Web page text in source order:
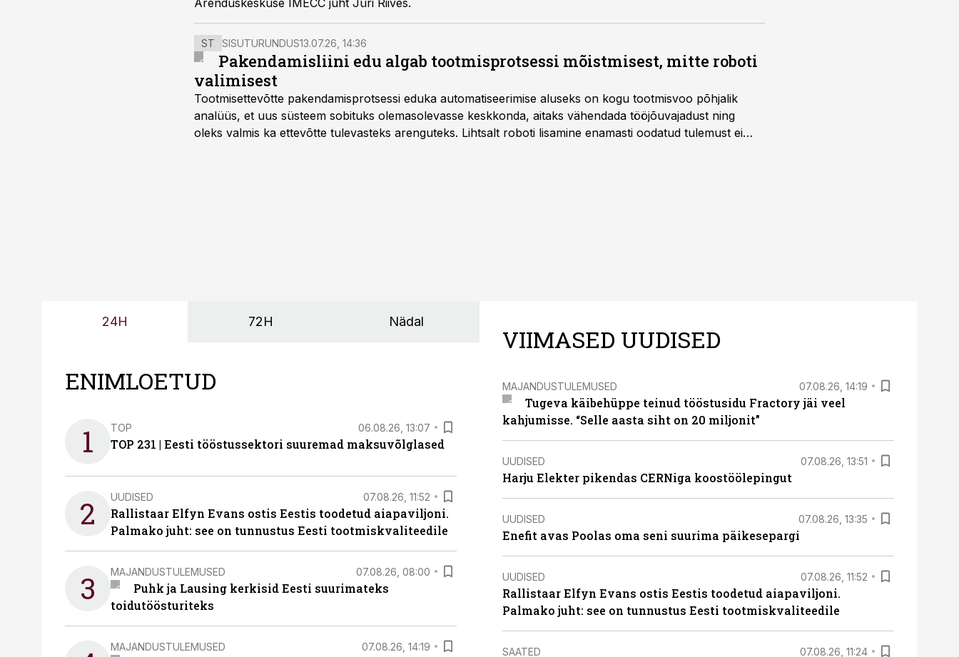
Arenduskeskuse IMECC juht Jüri Riives.
ST SISUTURUNDUS13.07.26, 14:36
Pakendamisliini edu algab tootmisprotsessi mõistmisest, mitte roboti
valimisest
Tootmisettevõtte pakendamisprotsessi eduka automatiseerimise aluseks on kogu tootmisvoo põhjalik
analüüs, et uus süsteem sobituks olemasolevasse keskkonda, aitaks vähendada tööjõuvajadust ning
oleks valmis ka ettevõtte tulevasteks arenguteks. Lihtsalt roboti lisamine enamasti oodatud tulemust ei
24H 72H Nädal
ENIMLOETUD
1 TOP 06.08.26, 13:07
TOP 231 | Eesti tööstussektori suuremad maksuvõlglased
2 UUDISED 07.08.26, 11:52
Rallistaar Elfyn Evans ostis Eestis toodetud aiapaviljoni.
Palmako juht: see on tunnustus Eesti tootmiskvaliteedile
3 MAJANDUSTULEMUSED 07.08.26, 08:00
Puhk ja Lausing kerkisid Eesti suurimateks
toidutöösturiteks
MAJANDUSTULEMUSED 07.08.26, 14:19
VIIMASED UUDISED
MAJANDUSTULEMUSED 07.08.26, 14:19
Tugeva käibehüppe teinud tööstusidu Fractory jäi veel
kahjumisse. “Selle aasta siht on 20 miljonit”
UUDISED 07.08.26, 13:51
Harju Elekter pikendas CERNiga koostöölepingut
UUDISED 07.08.26, 13:35
Enefit avas Poolas oma seni suurima päikesepargi
UUDISED 07.08.26, 11:52
Rallistaar Elfyn Evans ostis Eestis toodetud aiapaviljoni.
Palmako juht: see on tunnustus Eesti tootmiskvaliteedile
SAATED 07.08.26, 11:24